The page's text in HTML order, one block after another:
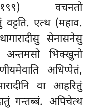
वचनतो
वट्टति. एत्थ (महाव.
सेनासनेसु
अन्तमसो भिक्खुनो
अधिप्पेतं,
वा आहरितुं
गन्तब्बं. अपिचेत्थ